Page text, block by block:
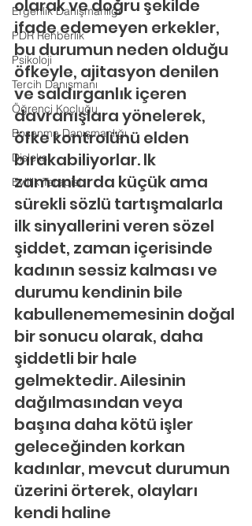
Ergenlik Danışmanlığı
PDR Rehberlik
Psikoloji
Tercih Danışmanı
Öğrenci Koçluğu
Boşanma Danışmanlığı
Disleksi
Evlilik Terapisi
olarak ve doğru şekilde
ifade edemeyen erkekler,
bu durumun neden olduğu
öfkeyle, ajitasyon denilen
ve saldırganlık içeren
davranışlara yönelerek,
öfke kontrolünü elden
bırakabiliyorlar. lk
zamanlarda küçük ama
sürekli sözlü tartışmalarla
ilk sinyallerini veren sözel
şiddet, zaman içerisinde
kadının sessiz kalması ve
durumu kendinin bile
kabullenememesinin doğal
bir sonucu olarak, daha
şiddetli bir hale
gelmektedir. Ailesinin
dağılmasından veya
başına daha kötü işler
geleceğinden korkan
kadınlar, mevcut durumun
üzerini örterek, olayları
kendi haline